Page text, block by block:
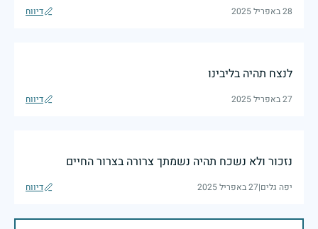
28 באפריל 2025 דיווח
לנצח תהיה בליבינו
27 באפריל 2025 דיווח
נזכור ולא נשכח תהיה נשמתך צרורה בצרור החיים
יפה גלים|27 באפריל 2025 דיווח